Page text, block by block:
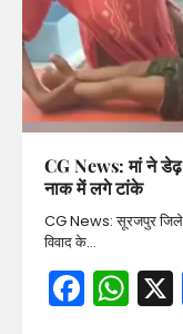
CG News: मां ने
नाक में लगे टांके
CG News: सूरजपुर जिले
विवाद के…